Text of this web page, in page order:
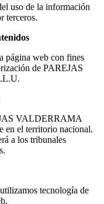
uso de la información
terceros.
página web con fines
de PAREJAS
VALDERRAMA
en el territorio nacional.
a los tribunales
tecnología de